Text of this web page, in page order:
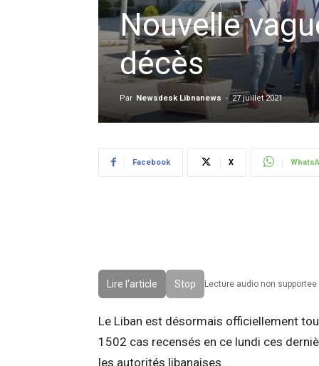
Nouvelle
décès
Par Newsdesk Libnanews - 27 juillet 2021
Facebook X
Lire l'article Stop Lecture audio non
Le Liban est désormais officiellement
1502 cas recensés en ce lundi ces
les autorités libanaises.